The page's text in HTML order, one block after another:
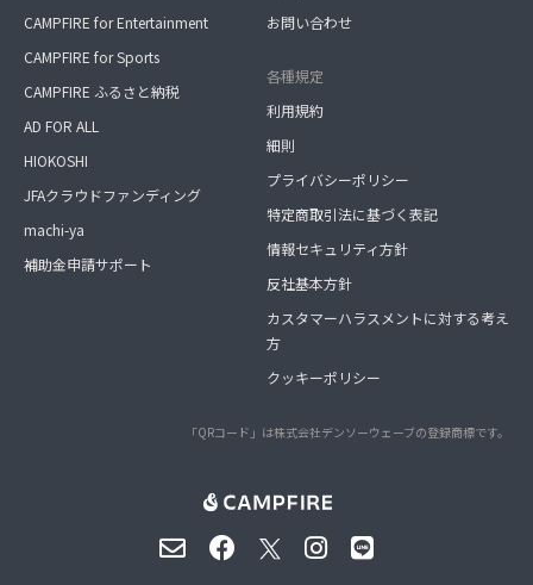
CAMPFIRE for Entertainment
CAMPFIRE for Sports
CAMPFIRE ふるさと納税
AD FOR ALL
HIOKOSHI
JFAクラウドファンディング
machi-ya
補助金申請サポート
お問い合わせ
各種規定
利用規約
細則
プライバシーポリシー
特定商取引法に基づく表記
情報セキュリティ方針
反社基本方針
カスタマーハラスメントに対する考え
方
クッキーポリシー
「QRコード」は株式会社デンソーウェーブの登録商標です。